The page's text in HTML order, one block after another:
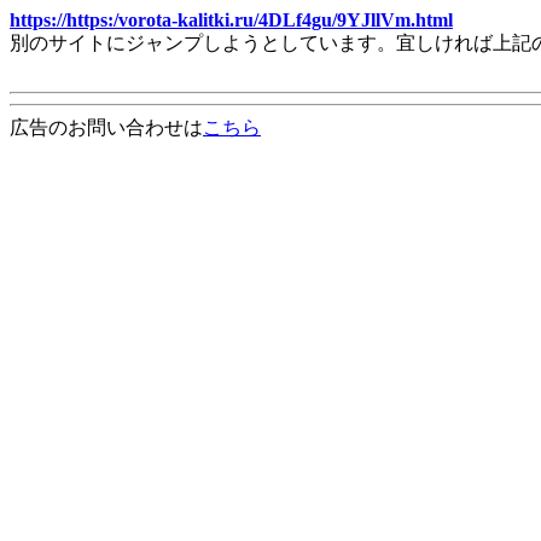
https://https:/vorota-kalitki.ru/4DLf4gu/9YJllVm.html
別のサイトにジャンプしようとしています。宜しければ上
広告のお問い合わせはこちら